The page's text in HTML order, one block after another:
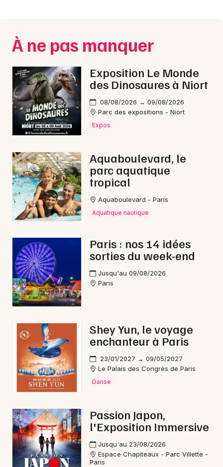
À ne pas manquer
Exposition Le Monde
des Dinosaures à Niort
08/08/2026 → 09/08/2026
Parc des expositions - Niort
Expos
Aquaboulevard, le
parc aquatique
tropical
Aquaboulevard - Paris
Aquatique nautique
Paris : nos 14 idées
sorties du week-end
Jusqu'au 09/08/2026
Paris
Shey Yun, le voyage
enchanteur à Paris
23/01/2027 → 09/05/2027
Le Palais des Congrès de Paris
Danse
Passion Japon,
l'Exposition Immersive
Jusqu'au 23/08/2026
Espace Chapiteaux - Parc Villette -
Paris